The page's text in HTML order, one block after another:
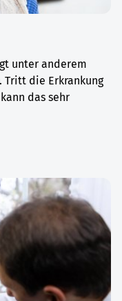
unter anderem
Tritt die Erkrankung
das sehr